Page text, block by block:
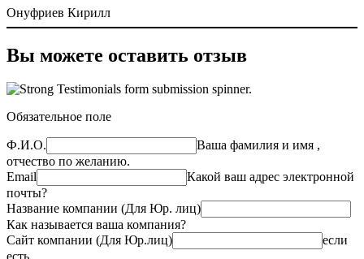
Онуфриев Кирилл
Вы можете оставить отзыв
Обязательное поле
Ф.И.О.
Ваша фамилия и имя ,
отчество по желанию.
Email
Какой ваш адрес электронной
почты?
Название компании (Для Юр. лиц)
Как называется ваша компания?
Сайт компании (Для Юр.лиц)
если